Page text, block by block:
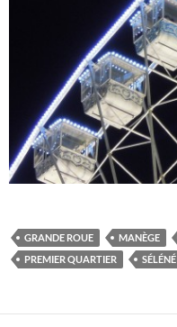
GRANDE ROUE MANÈGE
PREMIER QUARTIER
SÉLÉNÉ